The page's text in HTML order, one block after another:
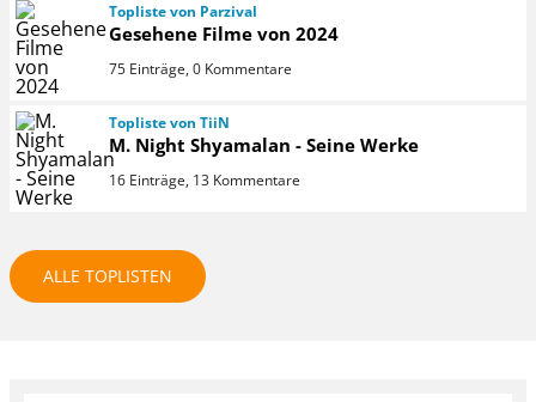
Topliste von Parzival
Gesehene Filme von 2024
75 Einträge, 0 Kommentare
Topliste von TiiN
M. Night Shyamalan - Seine Werke
16 Einträge, 13 Kommentare
ALLE TOPLISTEN